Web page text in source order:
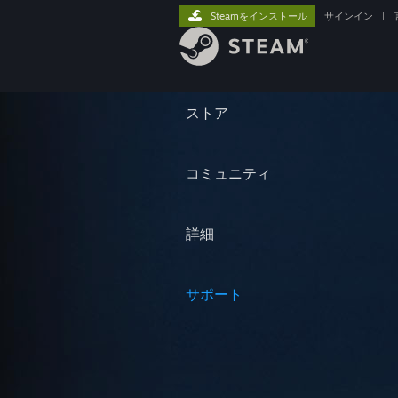
ストア
コミュニティ
詳細
サポート
Steamをインストール サインイン